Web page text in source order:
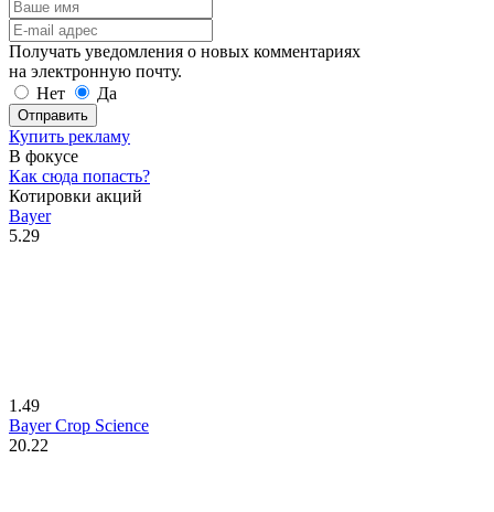
Получать уведомления о новых комментариях
на электронную почту.
Нет
Да
Отправить
Купить рекламу
В фокусе
Как сюда попасть?
Котировки акций
Bayer
5.29
1.49
Bayer Crop Science
20.22